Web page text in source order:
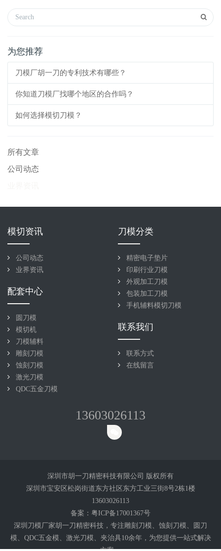
为您推荐
刀模厂胡一刀的专利技术有哪些？
你知道刀模厂找哪个地区的合作吗？
如何选择模切刀模？
所有文章
公司动态
模切资讯
公司动态
业界资讯
刀模分类
精密电子垫片
印刷行业刀模
外观加工刀模
包装加工刀模
手机辅料模切刀模
配套中心
圆刀模
模切机
刀模辅料
雕刻刀模
蚀刻刀模
激光刀模
QDC五金刀模
联系我们
联系方式
在线留言
13603026113
深圳市胡一刀精密科技有限公司 版权所有
深圳市宝安区松岗街道东方社区东方工业三街8号2栋1楼
13603026113
备案： 粤ICP备17001367号
深圳刀模厂家胡一刀精密科技，专注雕刻 刀模 、蚀刻刀模、圆刀
模、QDC五金模、激光刀模、夹治具10余年，为您提供一站式解决